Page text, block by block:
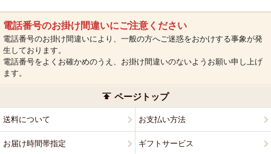
電話番号のお掛け間違いにご注意ください
電話番号のお掛け間違いにより、一般の方へご迷惑をおかけする事象が発
生しております。
電話番号をよくお確かめのうえ、お掛け間違いのないようお願い申し上げ
ます。
ページトップ
送料について お支払い方法
お届け時間帯指定 ギフトサービス